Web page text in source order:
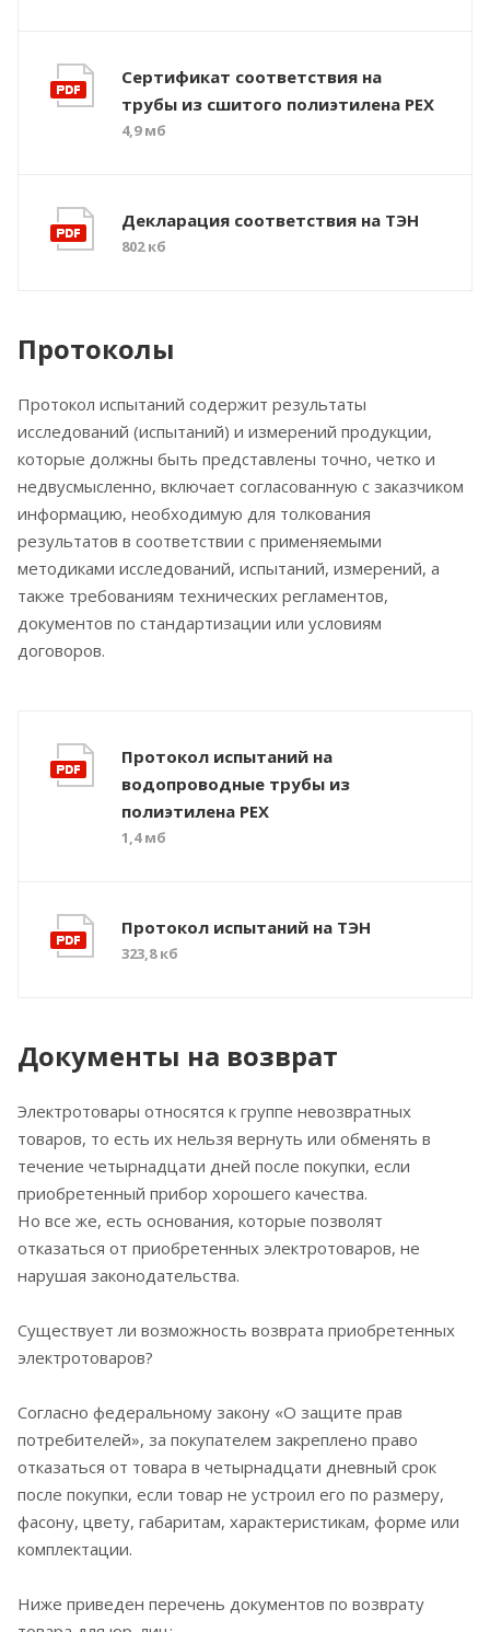
Сертификат соответствия на
трубы из сшитого полиэтилена PEX
4,9 мб
Декларация соответствия на ТЭН
802 кб
Протоколы
Протокол испытаний содержит результаты
исследований (испытаний) и измерений продукции,
которые должны быть представлены точно, четко и
недвусмысленно, включает согласованную с заказчиком
информацию, необходимую для толкования
результатов в соответствии с применяемыми
методиками исследований, испытаний, измерений, а
также требованиям технических регламентов,
документов по стандартизации или условиям
договоров.
Протокол испытаний на
водопроводные трубы из
полиэтилена PEX
1,4 мб
Протокол испытаний на ТЭН
323,8 кб
Документы на возврат
Электротовары относятся к группе невозвратных
товаров, то есть их нельзя вернуть или обменять в
течение четырнадцати дней после покупки, если
приобретенный прибор хорошего качества.
Но все же, есть основания, которые позволят
отказаться от приобретенных электротоваров, не
нарушая законодательства.
Существует ли возможность возврата приобретенных
электротоваров?
Согласно федеральному закону «О защите прав
потребителей», за покупателем закреплено право
отказаться от товара в четырнадцати дневный срок
после покупки, если товар не устроил его по размеру,
фасону, цвету, габаритам, характеристикам, форме или
комплектации.
Ниже приведен перечень документов по возврату